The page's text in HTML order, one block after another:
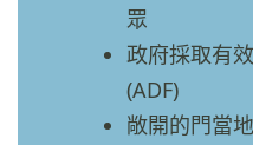
眾
政府採取有
(ADF)
敞開的門當